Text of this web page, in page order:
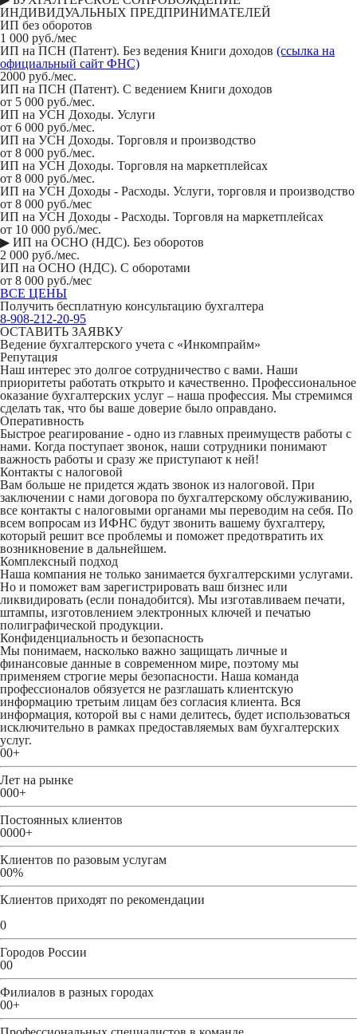
ИНДИВИДУАЛЬНЫХ ПРЕДПРИНИМАТЕЛЕЙ
ИП без оборотов
1 000 руб./мес
ИП на ПСН (Патент). Без ведения Книги доходов (ссылка на
официальный сайт ФНС)
2000 руб./мес.
ИП на ПСН (Патент). С ведением Книги доходов
от 5 000 руб./мес.
ИП на УСН Доходы. Услуги
от 6 000 руб./мес.
ИП на УСН Доходы. Торговля и производство
от 8 000 руб./мес.
ИП на УСН Доходы. Торговля на маркетплейсах
от 8 000 руб./мес.
ИП на УСН Доходы - Расходы. Услуги, торговля и производство
от 8 000 руб./мес
ИП на УСН Доходы - Расходы. Торговля на маркетплейсах
от 10 000 руб./мес.
▶ ИП на ОСНО (НДС). Без оборотов
2 000 руб./мес.
ИП на ОСНО (НДС). С оборотами
от 8 000 руб./мес
ВСЕ ЦЕНЫ
Получить бесплатную консультацию бухгалтера
8-908-212-20-95
ОСТАВИТЬ ЗАЯВКУ
Ведение бухгалтерского учета с «Инкомпрайм»
Репутация
Наш интерес это долгое сотрудничество с вами. Наши
приоритеты работать открыто и качественно. Профессиональное
оказание бухгалтерских услуг – наша профессия. Мы стремимся
сделать так, что бы ваше доверие было оправдано.
Оперативность
Быстрое реагирование - одно из главных преимуществ работы с
нами. Когда поступает звонок, наши сотрудники понимают
важность работы и сразу же приступают к ней!
Контакты с налоговой
Вам больше не придется ждать звонок из налоговой. При
заключении с нами договора по бухгалтерскому обслуживанию,
все контакты с налоговыми органами мы переводим на себя. По
всем вопросам из ИФНС будут звонить вашему бухгалтеру,
который решит все проблемы и поможет предотвратить их
возникновение в дальнейшем.
Комплексный подход
Наша компания не только занимается бухгалтерскими услугами.
Но и поможет вам зарегистрировать ваш бизнес или
ликвидировать (если понадобится). Мы изготавливаем печати,
штампы, изготовлением электронных ключей и печатью
полиграфической продукции.
Конфиденциальность и безопасность
Мы понимаем, насколько важно защищать личные и
финансовые данные в современном мире, поэтому мы
применяем строгие меры безопасности. Наша команда
профессионалов обязуется не разглашать клиентскую
информацию третьим лицам без согласия клиента. Вся
информация, которой вы с нами делитесь, будет использоваться
исключительно в рамках предоставляемых вам бухгалтерских
услуг.
00+
Лет на рынке
000+
Постоянных клиентов
0000+
Клиентов по разовым услугам
00%
Клиентов приходят по рекомендации
0
Городов России
00
Филиалов в разных городах
00+